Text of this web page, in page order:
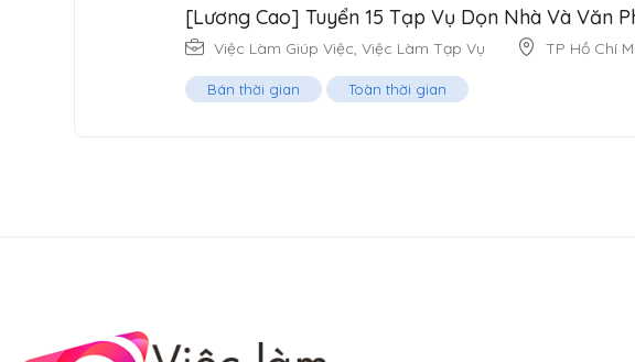
[Lương Cao] Tuyển 15 Tạp Vụ Dọn Nhà Và Văn
Việc Làm Giúp Việc, Việc Làm Tạp Vụ TP Hồ Chí
Bán thời gian Toàn thời gian